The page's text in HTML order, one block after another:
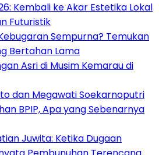
Kembali ke Akar Estetika Lokal
Futuristik
Sempurna? Temukan
Bertahan Lama
Asri di Musim Kemarau di
dan Megawati Soekarnoputri
BPIP, Apa yang Sebenarnya
Juwita: Ketika Dugaan